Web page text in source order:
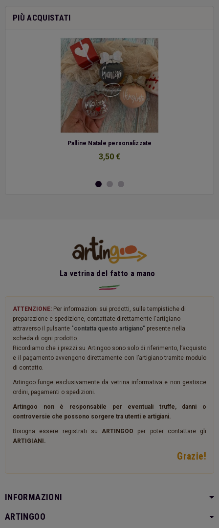
PIÙ ACQUISTATI
Palline Natale personalizzate
3,50 €
La vetrina del fatto a mano
ATTENZIONE: Per informazioni sui prodotti, sulle tempistiche di
preparazione e spedizione, contattate direttamente l'artigiano
attraverso il pulsante "contatta questo artigiano" presente nella
scheda di ogni prodotto.
Ricordiamo che i prezzi su Artingoo sono solo di riferimento, l’acquisto
e il pagamento avvengono direttamente con l’artigiano tramite modulo
di contatto.
Artingoo funge esclusivamente da vetrina informativa e non gestisce
ordini, pagamenti o spedizioni.
Artingoo non è responsabile per eventuali truffe, danni o
controversie che possono sorgere tra utenti e artigiani.
Bisogna essere registrati su ARTINGOO per poter contattare gli
ARTIGIANI.
Grazie!
INFORMAZIONI
ARTINGOO